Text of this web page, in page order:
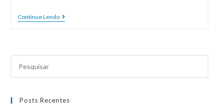
Continue Lendo
Posts Recentes